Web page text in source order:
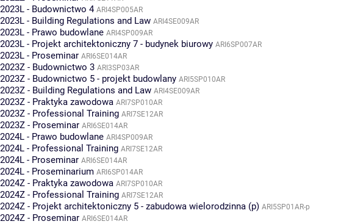
2023L - Budownictwo 4 ARI4SP005AR
2023L - Building Regulations and Law ARI4SE009AR
2023L - Prawo budowlane ARI4SP009AR
2023L - Projekt architektoniczny 7 - budynek biurowy ARI6SP007AR
2023L - Proseminar ARI6SE014AR
2023Z - Budownictwo 3 ARI3SP03AR
2023Z - Budownictwo 5 - projekt budowlany ARI5SP010AR
2023Z - Building Regulations and Law ARI4SE009AR
2023Z - Praktyka zawodowa ARI7SP010AR
2023Z - Professional Training ARI7SE12AR
2023Z - Proseminar ARI6SE014AR
2024L - Prawo budowlane ARI4SP009AR
2024L - Professional Training ARI7SE12AR
2024L - Proseminar ARI6SE014AR
2024L - Proseminarium ARI6SP014AR
2024Z - Praktyka zawodowa ARI7SP010AR
2024Z - Professional Training ARI7SE12AR
2024Z - Projekt architektoniczny 5 - zabudowa wielorodzinna (p) ARI5SP01AR-p
2024Z - Proseminar ARI6SE014AR